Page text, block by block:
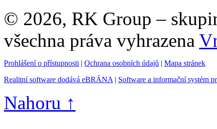
© 2026, RK Group –
všechna práva vyhrazena
Prohlášení o přístupnosti | Ochrana osobních údajů | Mapa stránek
Realitní software dodává eBRÁNA | Software a informační systém
Nahoru ↑